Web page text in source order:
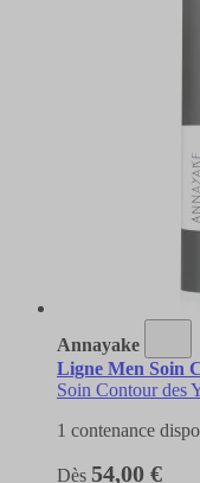
Annayake
Ligne Men Soin
Soin Contour des
1 contenance
Dès 54,00 €